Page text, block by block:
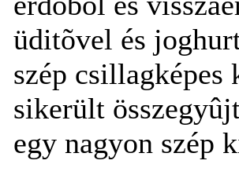
üditõvel és
szép
sikerült
egy nagyon szép